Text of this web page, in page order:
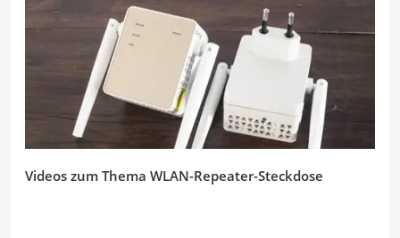
Videos zum Thema WLAN-Repeater-Steckdose